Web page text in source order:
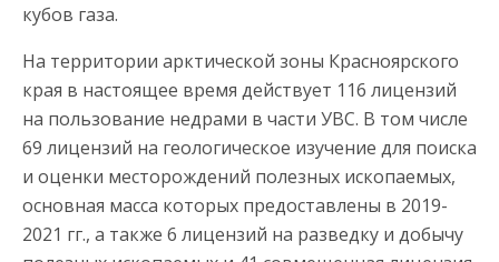
кубов газа.
На территории арктической зоны Красноярского
края в настоящее время действует 116 лицензий
на пользование недрами в части УВС. В том числе
69 лицензий на геологическое изучение для поиска
и оценки месторождений полезных ископаемых,
основная масса которых предоставлены в 2019-
2021 гг., а также 6 лицензий на разведку и добычу